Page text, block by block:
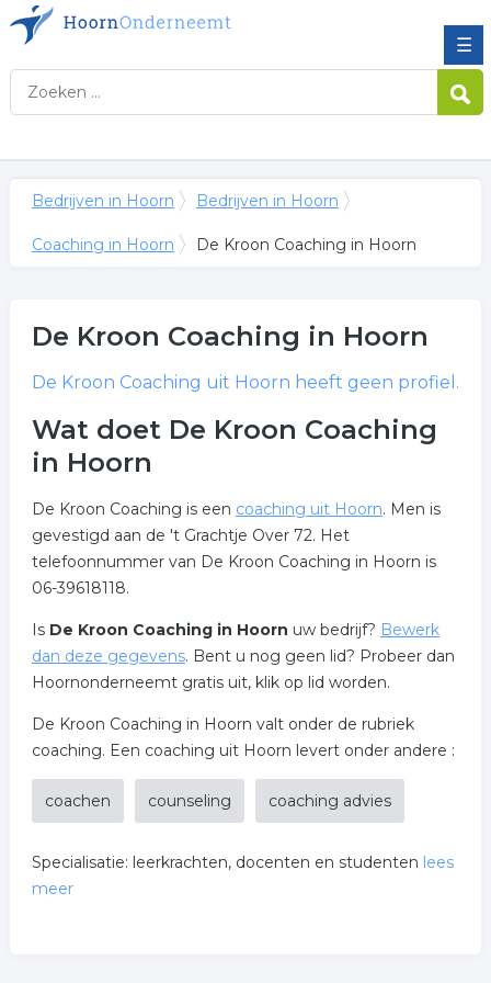
☰
Bedrijven in Hoorn Bedrijven in Hoorn
Coaching in Hoorn De Kroon Coaching in Hoorn
De Kroon Coaching in Hoorn
De Kroon Coaching uit Hoorn heeft geen profiel.
Wat doet De Kroon Coaching
in Hoorn
De Kroon Coaching is een coaching uit Hoorn. Men is
gevestigd aan de 't Grachtje Over 72. Het
telefoonnummer van De Kroon Coaching in Hoorn is
06-39618118.
Is De Kroon Coaching in Hoorn uw bedrijf? Bewerk
dan deze gegevens. Bent u nog geen lid? Probeer dan
Hoornonderneemt gratis uit, klik op lid worden.
De Kroon Coaching in Hoorn valt onder de rubriek
coaching. Een coaching uit Hoorn levert onder andere :
coachen counseling coaching advies
Specialisatie: leerkrachten, docenten en studenten lees
meer